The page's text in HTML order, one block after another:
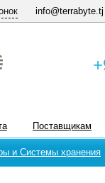
info@terrabyte.tj
Поставщикам
и Системы хранения